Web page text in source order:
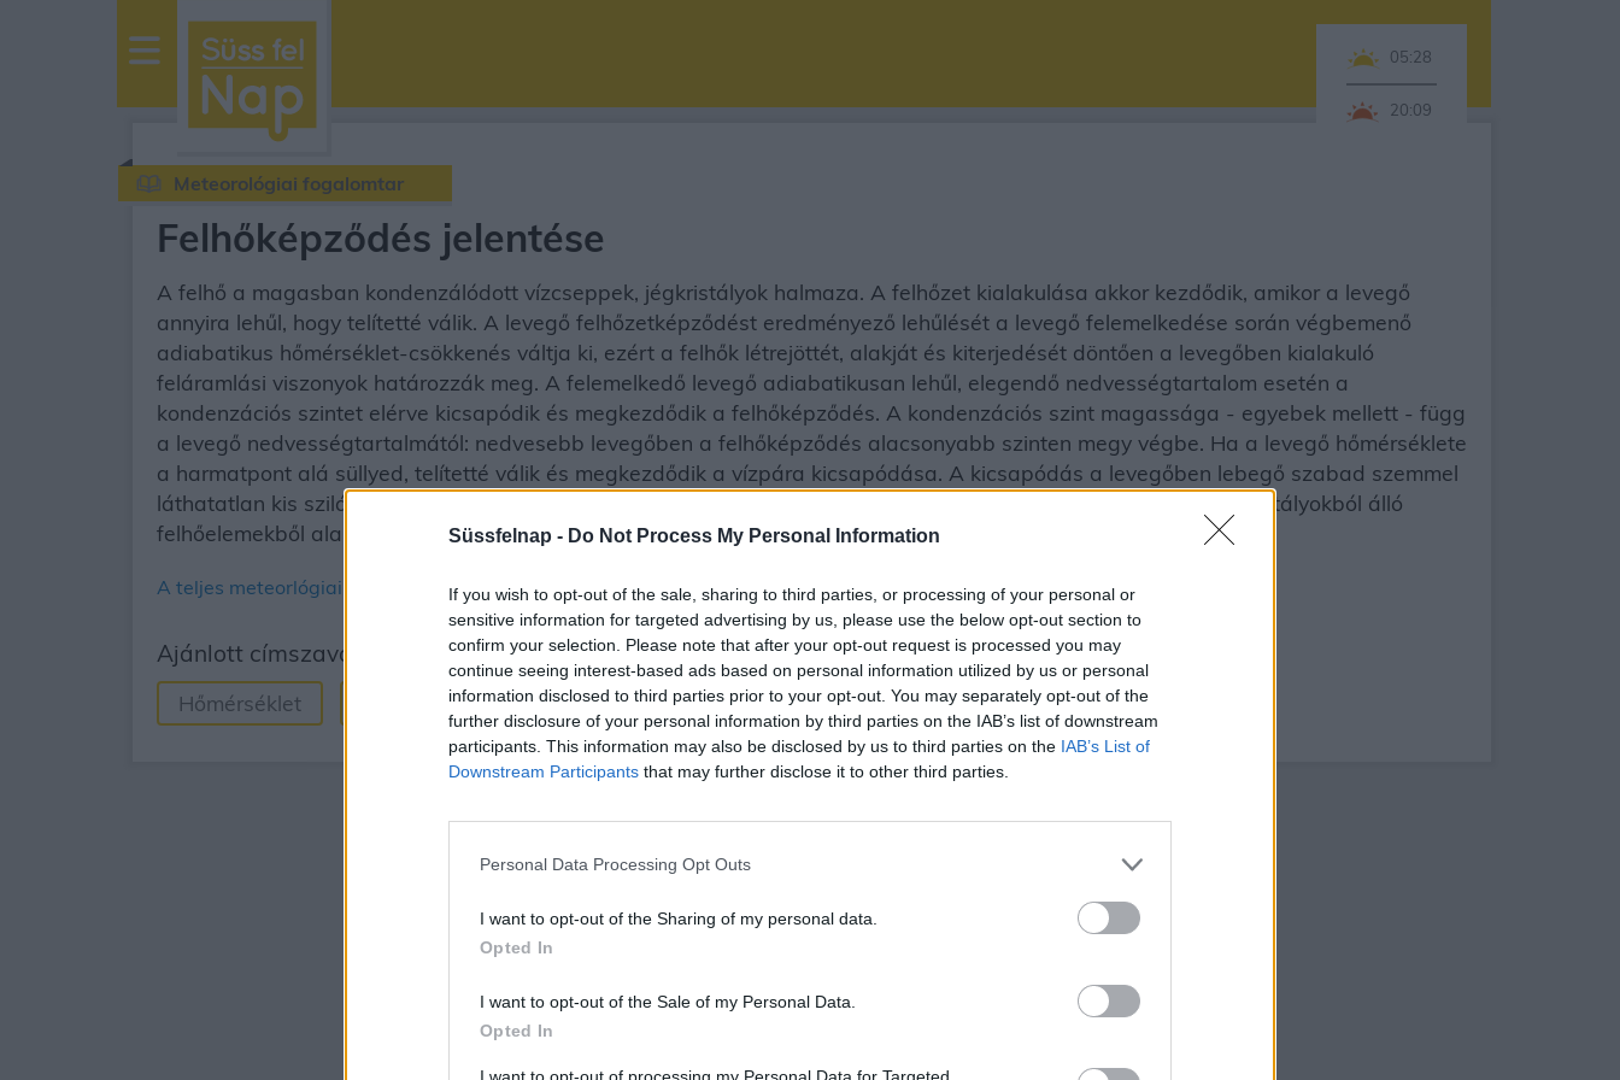
Süssfelnap - Do Not Process My Personal Information
If you wish to opt-out of the sale, sharing to third parties, or processing of your personal or
sensitive information for targeted advertising by us, please use the below opt-out section to
confirm your selection. Please note that after your opt-out request is processed you may
continue seeing interest-based ads based on personal information utilized by us or personal
information disclosed to third parties prior to your opt-out. You may separately opt-out of the
further disclosure of your personal information by third parties on the IAB’s list of downstream
participants. This information may also be disclosed by us to third parties on the IAB’s List of
Downstream Participants that may further disclose it to other third parties.
Personal Data Processing Opt Outs
I want to opt-out of the Sharing of my personal data.
Opted In
I want to opt-out of the Sale of my Personal Data.
Opted In
I want to opt-out of processing my Personal Data for Targeted
sussfelnap.hu
időjárás
05:28
20:09
Meteorológiai fogalomtar
Felhőképződés jelentése
A felhő a magasban kondenzálódott vízcseppek, jégkristályok halmaza. A felhőzet kialakulása akkor kezdődik, amikor a levegő
annyira lehűl, hogy telítetté válik. A levegő felhőzetképződést eredményező lehűlését a levegő felemelkedése során végbemenő
adiabatikus hőmérséklet-csökkenés váltja ki, ezért a felhők létrejöttét, alakját és kiterjedését döntően a levegőben kialakuló
feláramlási viszonyok határozzák meg. A felemelkedő levegő adiabatikusan lehűl, elegendő nedvességtartalom esetén a
kondenzációs szintet elérve kicsapódik és megkezdődik a felhőképződés. A kondenzációs szint magassága - egyebek mellett - függ
a levegő nedvességtartalmától: nedvesebb levegőben a felhőképződés alacsonyabb szinten megy végbe. Ha a levegő hőmérséklete
a harmatpont alá süllyed, telítetté válik és megkezdődik a vízpára kicsapódása. A kicsapódás a levegőben lebegő szabad szemmel
láthatatlan kis szilárd részecskéken (kondenzációs magokon) történik. Az így létrejövő vízcseppekből vagy jégkristályokból álló
felhőelemekből alakulnak ki a felhők.
A teljes meteorlógiai fogalomtár
Ajánlott címszavak
Hőmérséklet Erősen felhős Hőmérséklet advektív változása Légnyomás Hózápor